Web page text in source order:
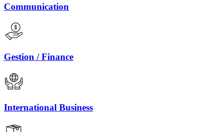
Communication
Gestion / Finance
International Business